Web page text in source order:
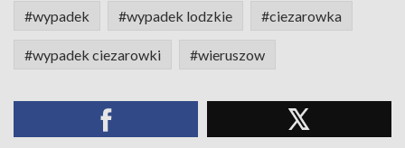
#wypadek #wypadek lodzkie #ciezarowka
#wypadek ciezarowki #wieruszow